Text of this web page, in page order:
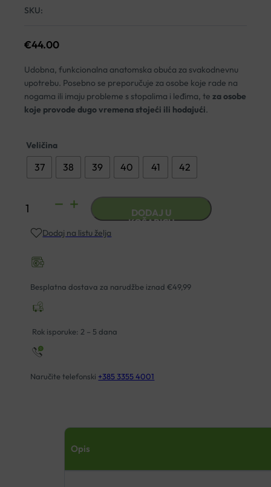
SKU:
€44.00
Udobna, funkcionalna anatomska obuća za svakodnevnu
upotrebu. Posebno se preporučuje za osobe koje rade na
nogama ili imaju probleme s stopalima i leđima, teza osobe
koje provode dugo vremena stojeći ili hodajući.
Veličina
37 38 39 40 41 42
MEDIWALK
ZATVORENA
PČELE
količina
DODAJ U
KOŠARICU
Dodaj na listu želja
Besplatna dostava za narudžbe iznad €49,99
Rok isporuke: 2 – 5 dana
Naručite telefonski +385 3355 4001
Opis